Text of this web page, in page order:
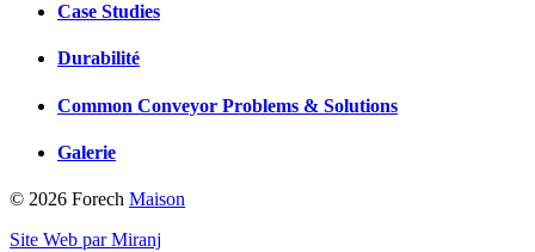
Case Studies
Durabilité
Common Conveyor Problems & Solutions
Galerie
© 2026 Forech Maison
Site Web par Miranj